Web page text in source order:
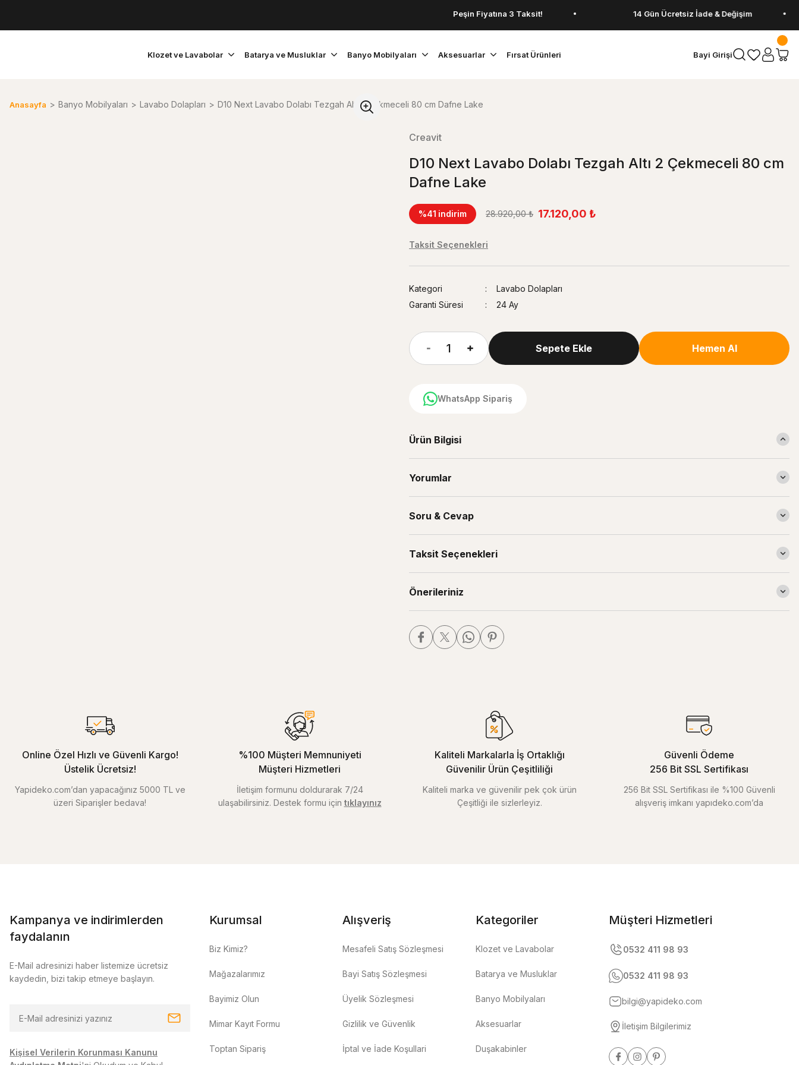
Peşin Fiyatına 3 Taksit! 14 Gün Ücretsiz İade & Değişim
Klozet ve Lavabolar Batarya ve Musluklar Banyo Mobilyaları Aksesuarlar Fırsat Ürünleri Bayi Girişi
Anasayfa Banyo Mobilyaları Lavabo Dolapları D10 Next Lavabo Dolabı Tezgah Altı 2 Çekmeceli 80 cm Dafne Lake
Creavit
D10 Next Lavabo Dolabı Tezgah Altı 2 Çekmeceli 80 cm
Dafne Lake
%41 indirim 28.920,00 ₺ 17.120,00 ₺
Taksit Seçenekleri
Kategori
Lavabo Dolapları
Garanti Süresi
24 Ay
Sepete Ekle Hemen Al
WhatsApp Sipariş
Ürün Bilgisi
Yorumlar
Soru & Cevap
Taksit Seçenekleri
Önerileriniz
Online Özel Hızlı ve Güvenli Kargo!
Üstelik Ücretsiz!
Yapideko.com’dan yapacağınız 5000 TL ve
üzeri Siparişler bedava!
%100 Müşteri Memnuniyeti
Müşteri Hizmetleri
İletişim formunu doldurarak 7/24
ulaşabilirsiniz. Destek formu için tıklayınız
Kaliteli Markalarla İş Ortaklığı
Güvenilir Ürün Çeşitliliği
Kaliteli marka ve güvenilir pek çok ürün
Çeşitliği ile sizlerleyiz.
Güvenli Ödeme
256 Bit SSL Sertifikası
256 Bit SSL Sertifikası ile %100 Güvenli
alışveriş imkanı yapıdeko.com’da
Kampanya ve indirimlerden
faydalanın
E-Mail adresinizi haber listemize ücretsiz
kaydedin, bizi takip etmeye başlayın.
Kişisel Verilerin Korunması Kanunu
Kurumsal
Biz Kimiz?
Mağazalarımız
Bayimiz Olun
Mimar Kayıt Formu
Toptan Sipariş
Alışveriş
Mesafeli Satış Sözleşmesi
Bayi Satış Sözleşmesi
Üyelik Sözleşmesi
Gizlilik ve Güvenlik
İptal ve İade Koşullari
Kategoriler
Klozet ve Lavabolar
Batarya ve Musluklar
Banyo Mobilyaları
Aksesuarlar
Duşakabinler
Müşteri Hizmetleri
0532 411 98 93
0532 411 98 93
bilgi@yapideko.com
İletişim Bilgilerimiz